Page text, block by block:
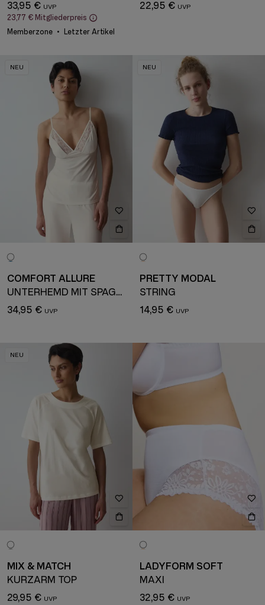
33,95 €
23,77 € Mitgliederpreis
Memberzone
Letzter Artikel
22,95 €
NEU
COMFORT ALLURE
UNTERHEMD MIT SPAGHETTITRÄGERN
34,95 €
NEU
PRETTY MODAL
STRING
14,95 €
NEU
MIX & MATCH
KURZARM TOP
29,95 €
LADYFORM SOFT
MAXI
32,95 €